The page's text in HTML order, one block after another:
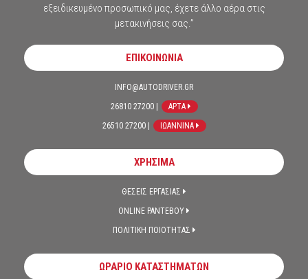
εξειδικευμένο προσωπικό μας, έχετε άλλο αέρα στις
μετακινήσεις σας.”
ΕΠΙΚΟΙΝΩΝΙΑ
INFO@AUTODRIVER.GR
26810 27200 |
ΑΡΤΑ
26510 27200 |
ΙΩΑΝΝΙΝΑ
ΧΡΗΣΙΜΑ
ΘΕΣΕΙΣ ΕΡΓΑΣΙΑΣ
ONLINE ΡΑΝΤΕΒΟΥ
ΠΟΛΙΤΙΚΗ ΠΟΙΟΤΗΤΑΣ
ΩΡΑΡΙΟ ΚΑΤΑΣΤΗΜΑΤΩΝ